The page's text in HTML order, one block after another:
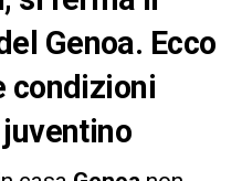
Genoa. Ecco
condizioni